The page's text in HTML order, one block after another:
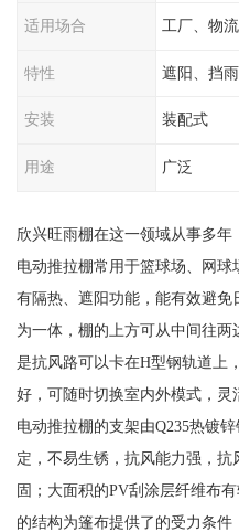
适用场合
特性 遮阳、挡
安装 装配式
用途 广泛
欣兴旺雨棚在这一领域从事多年
电动推拉棚常用于篮球场、网
有隔热、遮阳功能，能有效避
为一体，棚的上方可从中间往
是抗风路可以卡在H型钢轨道上
好，可随时切换室内外模式，灵
电动推拉棚的支架由Q235热镀
定，不易生锈，抗风能力强，
固；大面积的PV刮涂层纤维布
的结构为篷布提供了的受力条件